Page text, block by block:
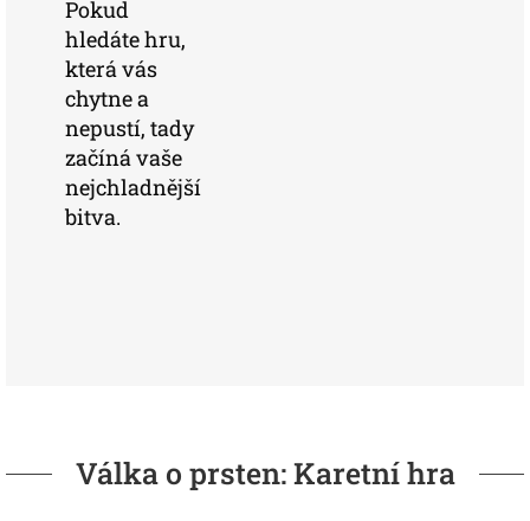
Pokud
hledáte hru,
která vás
chytne a
nepustí, tady
začíná vaše
nejchladnější
bitva.
Válka o prsten: Karetní hra